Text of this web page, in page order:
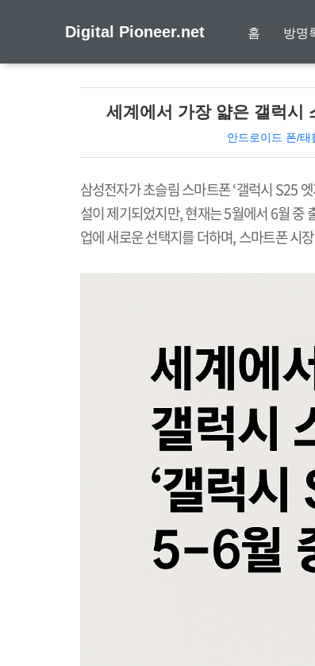
Digital Pioneer.net 홈 방명
세계에서 가장 얇은 갤럭시
안드로이드 폰/태
삼성전자가 초슬림 스마트폰‘갤럭시 S25
설이 제기되었지만,현재는5월에서6월 중
업에 새로운 선택지를 더하며,스마트폰 시